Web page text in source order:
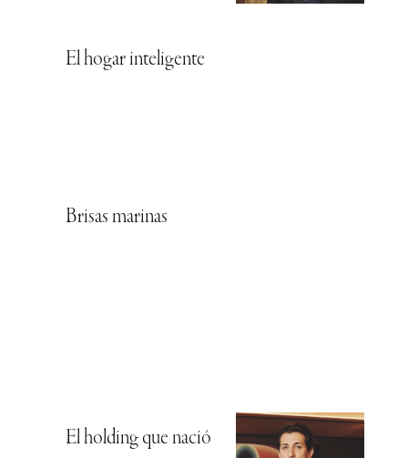
El hogar inteligente
Brisas marinas
El holding que nació